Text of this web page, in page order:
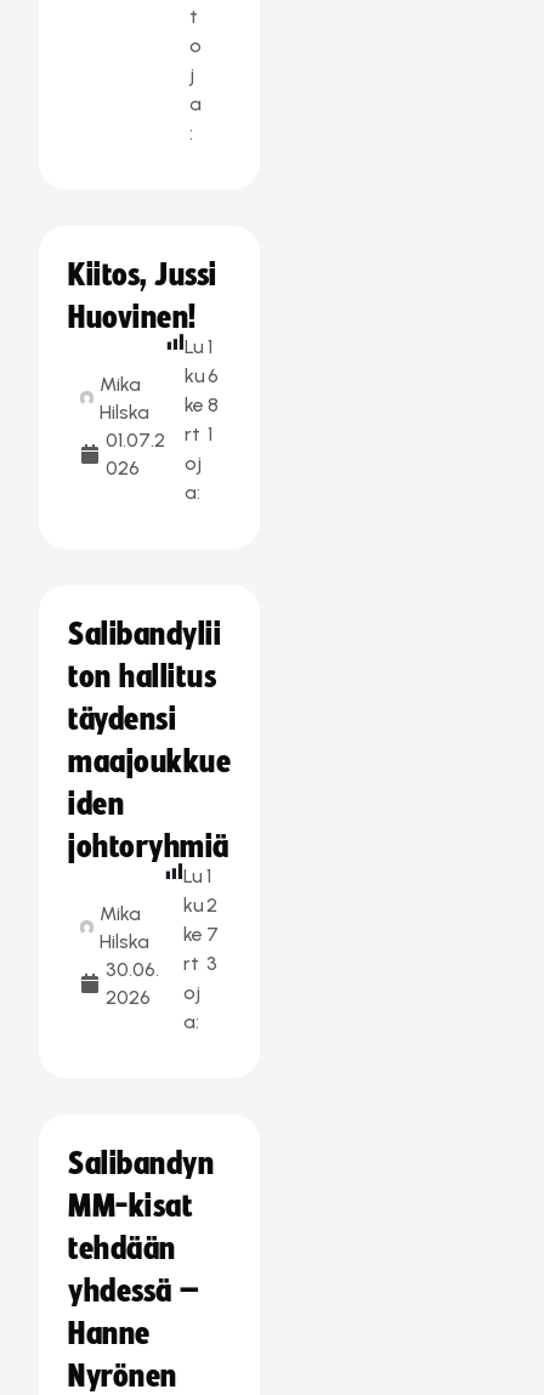
t
o
j
a
:
Kiitos, Jussi
Huovinen!
Mika
Hilska
01.07.2
026
Lu
ku
ke
rt
oj
a:
1
6
8
1
Salibandylii
ton hallitus
täydensi
maajoukkue
iden
johtoryhmiä
Mika
Hilska
30.06.
2026
Lu
ku
ke
rt
oj
a:
1
2
7
3
Salibandyn
MM-kisat
tehdään
yhdessä –
Hanne
Nyrönen